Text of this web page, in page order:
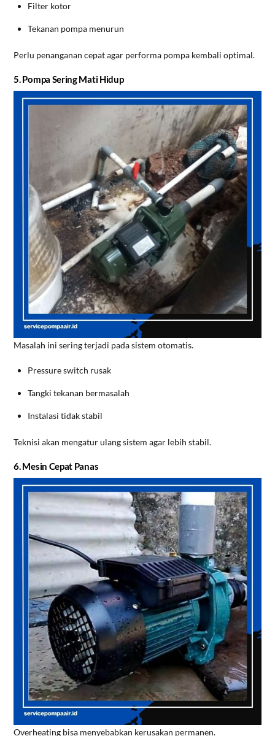
Filter kotor
Tekanan pompa menurun
Perlu penanganan cepat agar performa pompa kembali optimal.
5. Pompa Sering Mati Hidup
Masalah ini sering terjadi pada sistem otomatis.
Pressure switch rusak
Tangki tekanan bermasalah
Instalasi tidak stabil
Teknisi akan mengatur ulang sistem agar lebih stabil.
6. Mesin Cepat Panas
Overheating bisa menyebabkan kerusakan permanen.